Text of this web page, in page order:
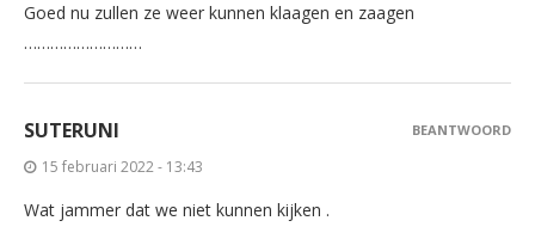
Goed nu zullen ze weer kunnen klaagen en zaagen
………………………
SUTERUNI
15 februari 2022 - 13:43
Wat jammer dat we niet kunnen kijken .
BEANTWOORD